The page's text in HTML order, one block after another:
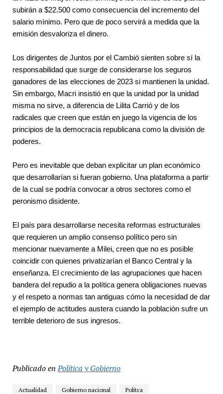
subirán a $22.500 como consecuencia del incremento del
salario mínimo. Pero que de poco servirá a medida que la
emisión desvaloriza el dinero.
Los dirigentes de Juntos por el Cambió sienten sobre sí la
responsabilidad que surge de considerarse los seguros
ganadores de las elecciones de 2023 si mantienen la unidad.
Sin embargo, Macri insistió en que la unidad por la unidad
misma no sirve, a diferencia de Lilita Carrió y de los
radicales que creen que están en juego la vigencia de los
principios de la democracia republicana como la división de
poderes.
Pero es inevitable que deban explicitar un plan económico
que desarrollarían si fueran gobierno. Una plataforma a partir
de la cual se podría convocar a otros sectores como el
peronismo disidente.
El país para desarrollarse necesita reformas estructurales
que requieren un amplio consenso político pero sin
mencionar nuevamente a Milei, creen que no es posible
coincidir con quienes privatizarían el Banco Central y la
enseñanza. El crecimiento de las agrupaciones que hacen
bandera del repudio a la política genera obligaciones nuevas
y el respeto a normas tan antiguas cómo la necesidad de dar
el ejemplo de actitudes austera cuando la población sufre un
terrible deterioro de sus ingresos.
Publicado en Política y Gobierno
Actualidad Gobierno nacional Polítca